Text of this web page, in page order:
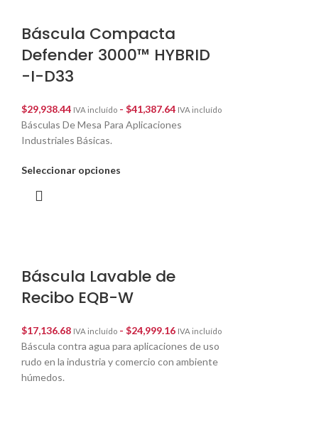
Báscula Compacta
Defender 3000™ HYBRID
-I-D33
$29,938.44 IVA incluído - $41,387.64 IVA incluído
Básculas De Mesa Para Aplicaciones
Industriales Básicas.
Seleccionar opciones
Báscula Lavable de
Recibo EQB-W
$17,136.68 IVA incluído - $24,999.16 IVA incluído
Báscula contra agua para aplicaciones de uso
rudo en la industria y comercio con ambiente
húmedos.